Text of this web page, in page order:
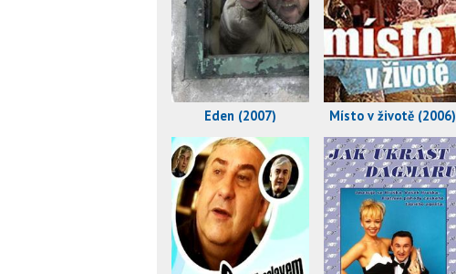
Eden (2007) Místo v životě (2006)